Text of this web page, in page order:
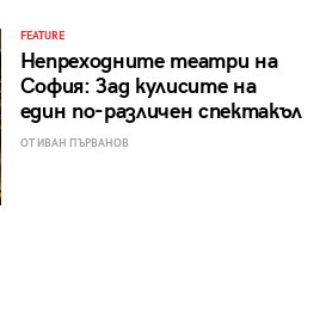
FEATURE
Непреходните театри на
София: Зад кулисите на
един по-различен спектакъл
ОТ ИВАН ПЪРВАНОВ